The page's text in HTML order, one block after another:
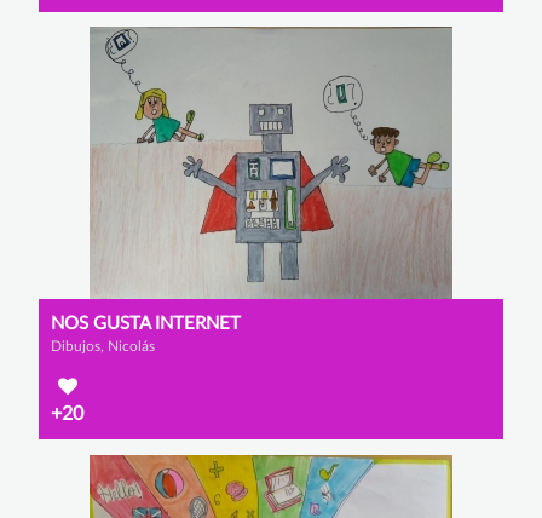
NOS GUSTA INTERNET
Dibujos, Nicolás
+20